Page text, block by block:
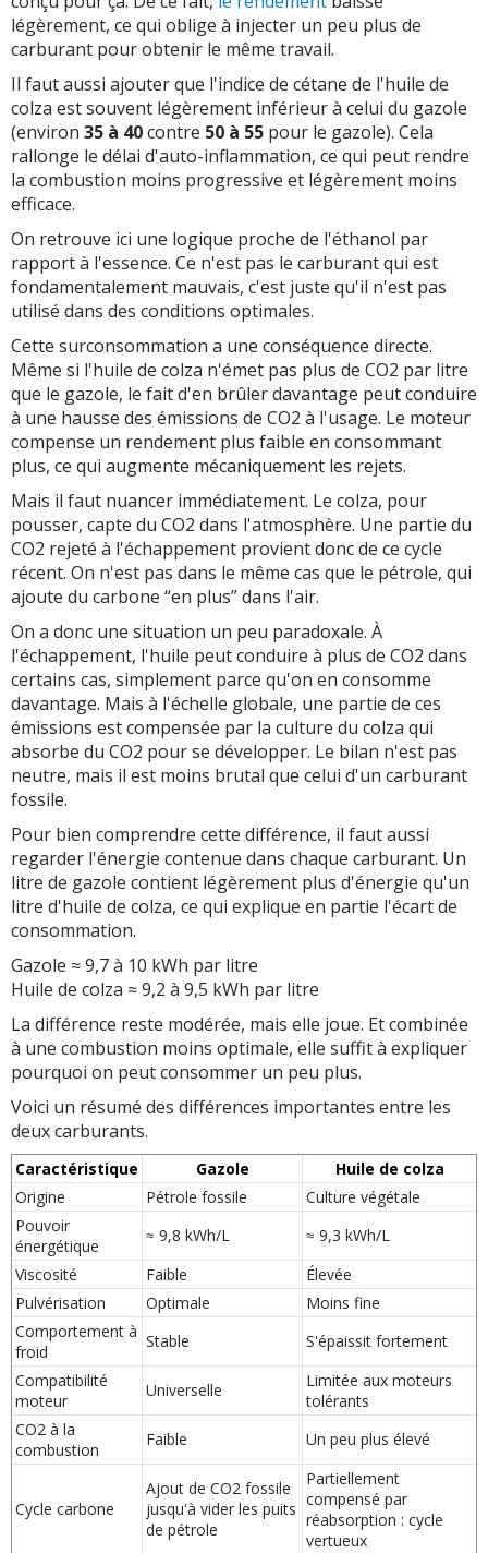
légèrement, ce qui oblige à injecter un peu plus de
carburant pour obtenir le même travail.
Il faut aussi ajouter que l'indice de cétane de l'huile de
colza est souvent légèrement inférieur à celui du gazole
(environ 35 à 40contre 50 à 55 pour le gazole). Cela
rallonge le délai d'auto-inflammation, ce qui peut rendre
la combustion moins progressive et légèrement moins
efficace.
On retrouve ici une logique proche de l'éthanol par
rapport à l'essence. Ce n'est pas le carburant qui est
fondamentalement mauvais, c'est juste qu'il n'est pas
utilisé dans des conditions optimales.
Cette surconsommation a une conséquence directe.
Même si l'huile de colza n'émet pas plus de CO2 par litre
que le gazole, le fait d'en brûler davantage peut conduire
à une hausse des émissions de CO2 à l'usage. Le moteur
compense un rendement plus faible en consommant
plus, ce qui augmente mécaniquement les rejets.
Mais il faut nuancer immédiatement. Le colza, pour
pousser, capte du CO2 dans l'atmosphère. Une partie du
CO2 rejeté à l'échappement provient donc de ce cycle
récent. On n'est pas dans le même cas que le pétrole, qui
ajoute du carbone “en plus” dans l'air.
On a donc une situation un peu paradoxale. À
l'échappement, l'huile peut conduire à plus de CO2 dans
certains cas, simplement parce qu'on en consomme
davantage. Mais à l'échelle globale, une partie de ces
émissions est compensée par la culture du colza qui
absorbe du CO2 pour se développer. Le bilan n'est pas
neutre, mais il est moins brutal que celui d'un carburant
fossile.
Pour bien comprendre cette différence, il faut aussi
regarder l'énergie contenue dans chaque carburant. Un
litre de gazole contient légèrement plus d'énergie qu'un
litre d'huile de colza, ce qui explique en partie l'écart de
consommation.
Gazole ≈ 9,7 à 10 kWh par litre
Huile de colza ≈ 9,2 à 9,5 kWh par litre
La différence reste modérée, mais elle joue. Et combinée
à une combustion moins optimale, elle suffit à expliquer
pourquoi on peut consommer un peu plus.
Voici un résumé des différences importantes entre les
deux carburants.
Caractéristique Gazole
Huile de colza
Origine
Pétrole fossile
Culture végétale
Pouvoir
énergétique
≈ 9,8 kWh/L
≈ 9,3 kWh/L
Viscosité
Faible
Élevée
Pulvérisation
Optimale
Moins fine
Comportement à
froid
Stable
S'épaissit fortement
Compatibilité
moteur
Universelle
Limitée aux moteurs
tolérants
CO2 à la
combustion
Faible Un peu plus élevé
Cycle carbone
Ajout de CO2 fossile
jusqu'à vider les puits
de pétrole
Partiellement
compensé par
réabsorption : cycle
vertueux